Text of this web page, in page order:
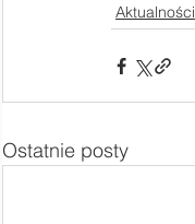
Aktualności
Ostatnie posty